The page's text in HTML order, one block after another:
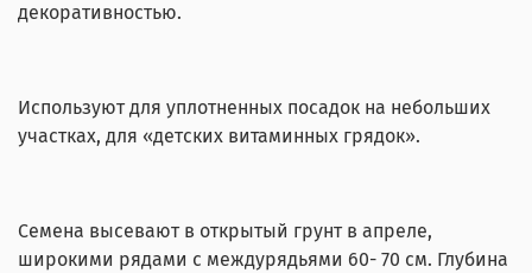
декоративностью.
Используют для уплотненных посадок на небольших
участках, для «детских витаминных грядок».
Семена высевают в открытый грунт в апреле,
широкими рядами с междурядьями 60- 70 см. Глубина